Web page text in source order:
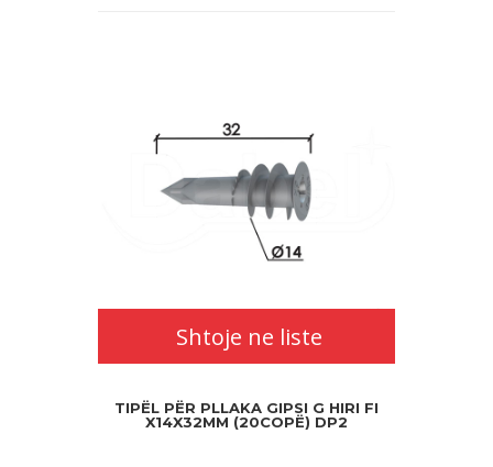
Shtoje ne liste
TIPËL PËR PLLAKA GIPSI G HIRI FI
X14X32MM (20COPË) DP2